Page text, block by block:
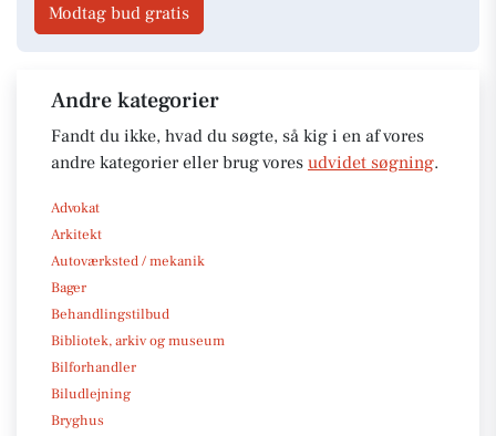
Modtag bud gratis
Andre kategorier
Fandt du ikke, hvad du søgte, så kig i en af vores
andre kategorier eller brug vores udvidet søgning.
Advokat
Arkitekt
Autoværksted / mekanik
Bager
Behandlingstilbud
Bibliotek, arkiv og museum
Bilforhandler
Biludlejning
Bryghus